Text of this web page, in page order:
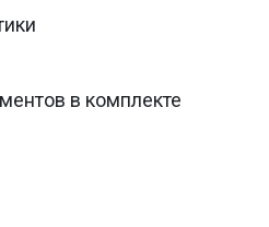
в комплекте